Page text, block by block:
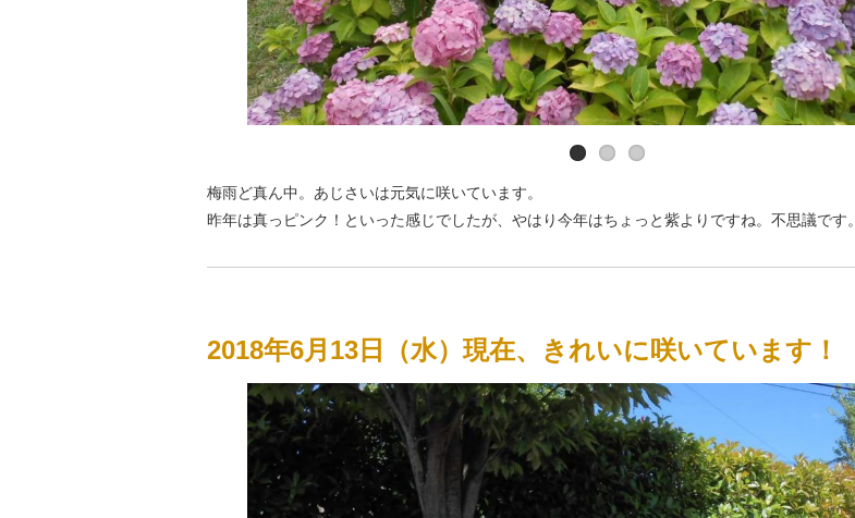
梅雨ど真ん中。あじさいは元気に咲いています。
昨年は真っピンク！といった感じでしたが、やはり今年はちょっと紫よりですね。不思議です。
2018年6月13日（水）現在、きれいに咲いています！